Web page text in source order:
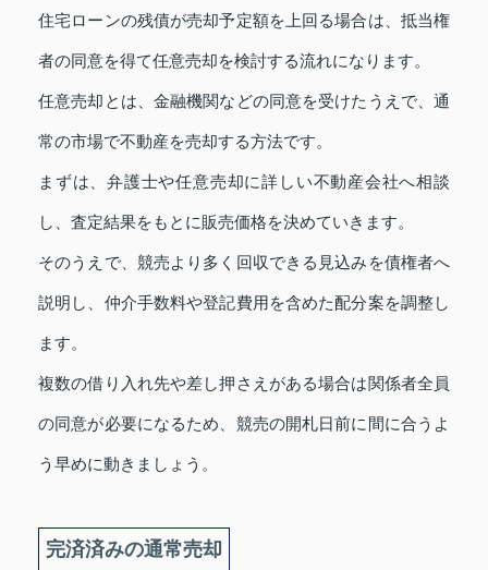
住宅ローンの残債が売却予定額を上回る場合は、抵当権
者の同意を得て任意売却を検討する流れになります。
任意売却とは、金融機関などの同意を受けたうえで、通
常の市場で不動産を売却する方法です。
まずは、弁護士や任意売却に詳しい不動産会社へ相談
し、査定結果をもとに販売価格を決めていきます。
そのうえで、競売より多く回収できる見込みを債権者へ
説明し、仲介手数料や登記費用を含めた配分案を調整し
ます。
複数の借り入れ先や差し押さえがある場合は関係者全員
の同意が必要になるため、競売の開札日前に間に合うよ
う早めに動きましょう。
完済済みの通常売却